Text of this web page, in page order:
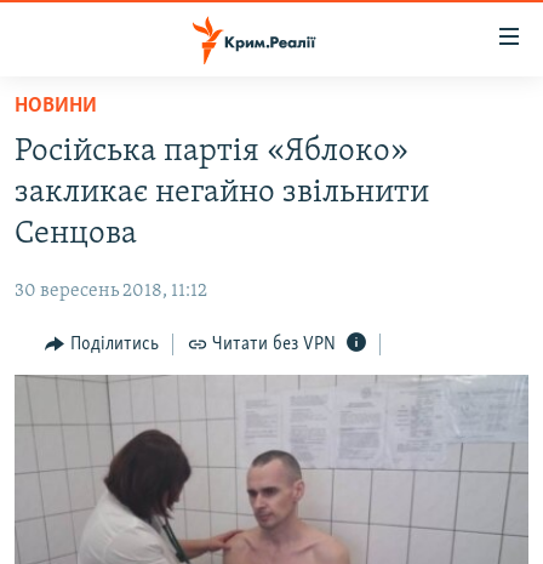
Перейти
основного
матеріалу
Перейти
до
основної
навігації
Перейти
до
ВІДЕО ТА ФОТО
БЛОГИ
ПОГЛЯД
ІНТЕРВ'Ю
ВСЕ ЗА ДЕНЬ
СПЕЦПРОЕКТИ
ДЕПОРТАЦІЯ
ЯК ОБІЙТИ БЛОКУВАННЯ
НОВИНИ
Російська партія «Яблоко»
закликає негайно звільнити
Сенцова
30 вересень 2018, 11:12
Поділитись Читати без VPN